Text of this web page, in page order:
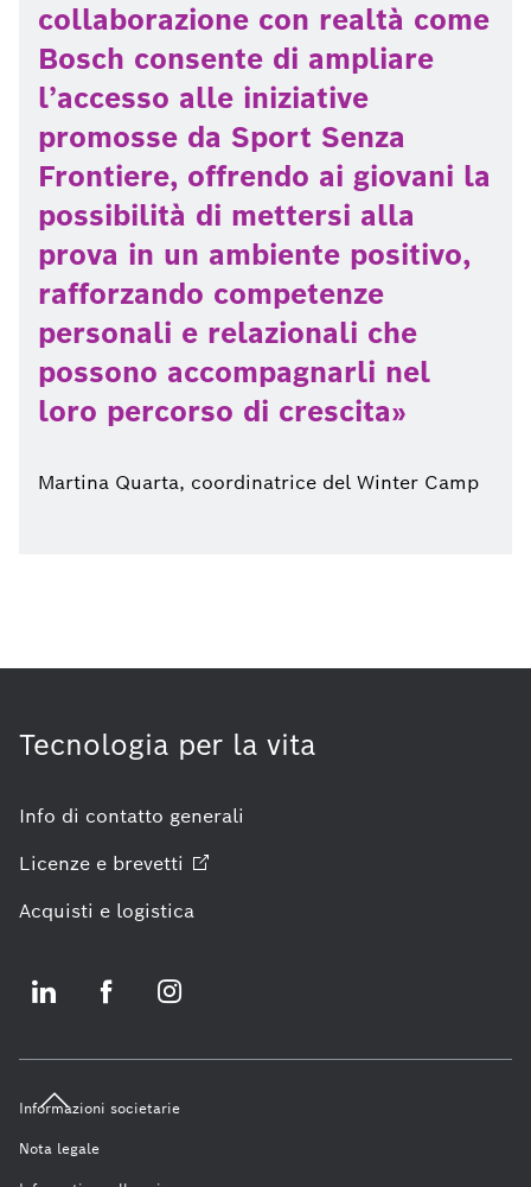
collaborazione con realtà come
Bosch consente di ampliare
l’accesso alle iniziative
promosse da Sport Senza
Frontiere, offrendo ai giovani la
possibilità di mettersi alla
prova in un ambiente positivo,
rafforzando competenze
personali e relazionali che
possono accompagnarli nel
loro percorso di crescita
Martina Quarta, coordinatrice del Winter Camp
Tecnologia per la vita
Info di contatto generali
Licenze e brevetti
Acquisti e logistica
Informazioni societarie
Nota legale